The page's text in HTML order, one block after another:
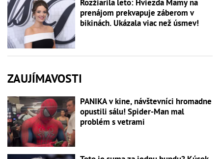
Rozžiarila leto: Hviezda Mamy na
prenájom prekvapuje záberom v
bikinách. Ukázala viac než úsmev!
ZAUJÍMAVOSTI
PANIKA v kine, návštevníci hromadne
opustili sálu! Spider-Man mal
problém s vetrami